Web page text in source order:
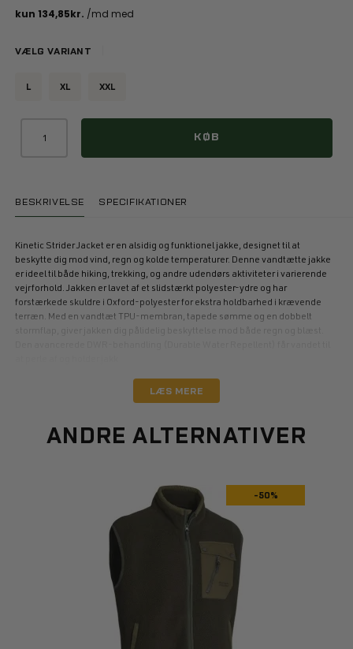
VÆLG VARIANT
L XL XXL
KØB
BESKRIVELSE SPECIFIKATIONER
Kinetic Strider Jacket er en alsidig og funktionel jakke, designet til at
beskytte dig mod vind, regn og kolde temperaturer. Denne vandtætte jakke
er ideel til både hiking, trekking, og andre udendørs aktiviteter i varierende
vejrforhold. Jakken er lavet af et slidstærkt polyester-ydre og har
forstærkede skuldre i Oxford-polyester for ekstra holdbarhed i krævende
terræn. Med en vandtæt TPU-membran, tapede sømme og en dobbelt
LÆS MERE
ANDRE ALTERNATIVER
-50%